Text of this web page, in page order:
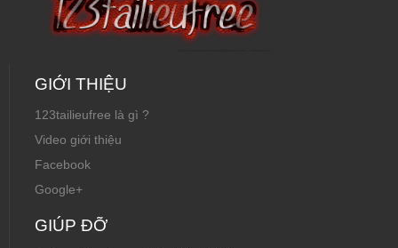
GIỚI THIỆU
123tailieufree là gì ?
Video giới thiệu
Facebook
Google+
GIÚP ĐỠ